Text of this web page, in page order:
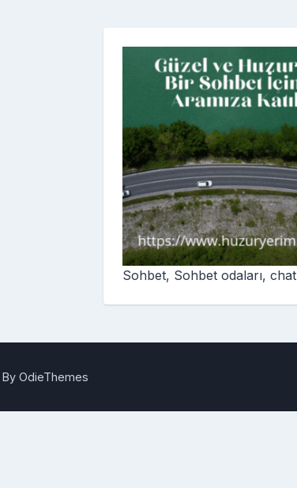
Sohbet, Sohbet odaları, chat
By OdieThemes